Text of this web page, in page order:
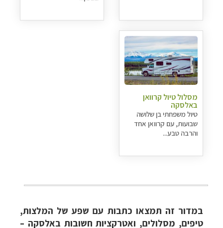
מסלול טיול קרוואן
באלסקה
טיול משפחתי בן שלושה
שבועות, עם קרוואן אחד
והרבה טבע...
במדור זה תמצאו כתבות עם שפע של המלצות,
טיפים, מסלולים, ואטרקציות חשובות באלסקה –